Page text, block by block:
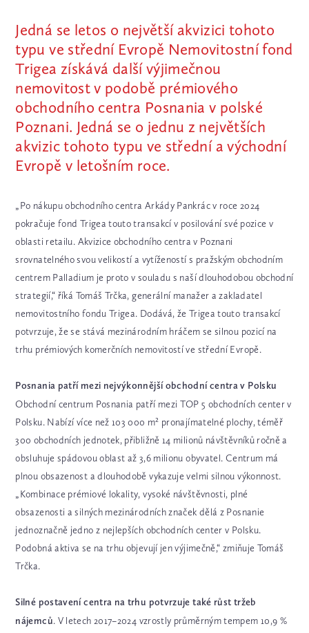
Jedná se letos o největší akvizici tohoto
typu ve střední Evropě Nemovitostní fond
Trigea získává další výjimečnou
nemovitost v podobě prémiového
obchodního centra Posnania v polské
Poznani. Jedná se o jednu z největších
akvizic tohoto typu ve střední a východní
Evropě v letošním roce.
„Po nákupu obchodního centra Arkády Pankrác v roce 2024
pokračuje fond Trigea touto transakcí v posilování své pozice v
oblasti retailu. Akvizice obchodního centra v Poznani
srovnatelného svou velikostí a vytížeností s pražským obchodním
centrem Palladium je proto v souladu s naší dlouhodobou obchodní
strategií,“ říká Tomáš Trčka, generální manažer a zakladatel
nemovitostního fondu Trigea. Dodává, že Trigea touto transakcí
potvrzuje, že se stává mezinárodním hráčem se silnou pozicí na
trhu prémiových komerčních nemovitostí ve střední Evropě.
Posnania patří mezi nejvýkonnější obchodní centra v Polsku
Obchodní centrum Posnania patří mezi TOP 5 obchodních center v
Polsku. Nabízí více než 103 000 m² pronajímatelné plochy, téměř
300 obchodních jednotek, přibližně 14 milionů návštěvníků ročně a
obsluhuje spádovou oblast až 3,6 milionu obyvatel. Centrum má
plnou obsazenost a dlouhodobě vykazuje velmi silnou výkonnost.
„Kombinace prémiové lokality, vysoké návštěvnosti, plné
obsazenosti a silných mezinárodních značek dělá z Posnanie
jednoznačně jedno z nejlepších obchodních center v Polsku.
Podobná aktiva se na trhu objevují jen výjimečně,“ zmiňuje Tomáš
Trčka.
Silné postavení centra na trhu potvrzuje také růst tržeb
nájemců. V letech 2017–2024 vzrostly průměrným tempem 10,9 %